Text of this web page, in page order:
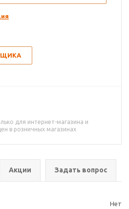
для интернет-магазина и
в розничных магазинах
Акции Задать вопрос
Нет